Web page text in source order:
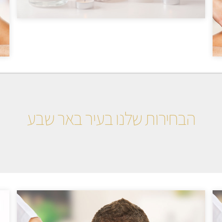
הבחירות שלנו בעיר באר שבע